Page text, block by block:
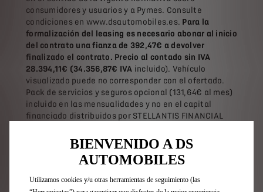
consumidores y usuarios y a Pymes. Consulte
condiciones en www.dsautomobiles.es. Para la
formalización del leasing es necesario abonar al inicio
del contrato una fianza de 392,47€ a devolver
finalizado el contrato. Precio al contado sin IVA
28.394,11€ (34.356,87€ IVA incluido). Vehículo
visualizado puede no corresponder con el ofertado.
Pack de servicios y seguros opcional (131,64€ al mes)
incluido en las mensualidades y no en el capital
financiado distribuidos por STELLANTIS FINANCIAL
domicilio social en Madrid Calle Eduardo Barreiros
110, Agente de Seguro Vinculado inscrito en el
Registro de la Dirección General de Seguros y Fondos
suscripción de la aseguradora correspondiente. Este
BIENVENIDO A DS
AUTOMOBILES
Utilizamos cookies y/u otras herramientas de seguimiento (las